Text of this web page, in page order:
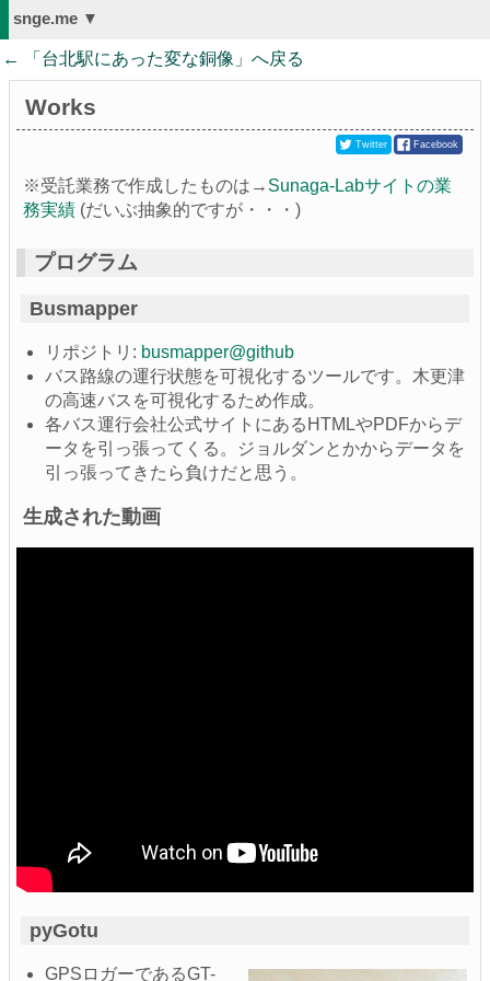
snge.me ▼
← 「 台北駅にあった変な銅像 」へ戻る
Works
Twitter Facebook
※受託業務で作成したものは→ Sunaga-Labサイトの業
務実績 (だいぶ抽象的ですが・・・)
プログラム
Busmapper
リポジトリ: busmapper@github
バス路線の運行状態を可視化するツールです。木更津
の高速バスを可視化するため作成。
各バス運行会社公式サイトにあるHTMLやPDFからデ
ータを引っ張ってくる。ジョルダンとかからデータを
引っ張ってきたら負けだと思う。
生成された動画
pyGotu
GPSロガーであるGT-